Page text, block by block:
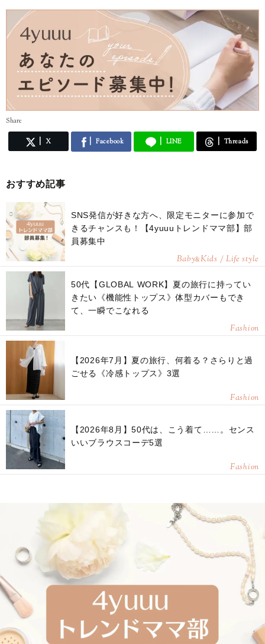
Share
X Facebook LINE Threads
おすすめ記事
SNS発信が好きな方へ、限定モニターに参加で
きるチャンスも！【4yuuuトレンドママ部】部
員募集中
Baby&Kids / Life style
50代【GLOBAL WORK】夏の旅行に持ってい
きたい《機能性トップス》体型カバーもでき
て、一瞬でこなれる
Fashion
【2026年7月】夏の旅行、何着る？さらりと過
ごせる《冷感トップス》3選
Fashion
【2026年8月】50代は、こう着て……。センス
いいブラウスコーデ5選
Fashion